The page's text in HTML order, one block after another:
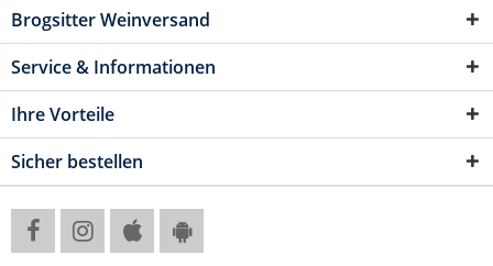
Brogsitter Weinversand
Service & Informationen
Ihre Vorteile
Sicher bestellen